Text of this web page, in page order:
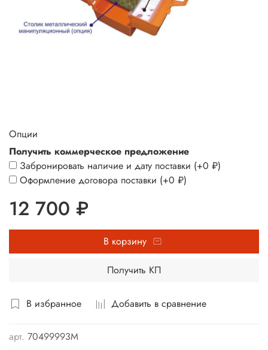
В избранное Добавить в сравнение
арт. 70499993М
Опции
Получить коммерческое предложение
Забронировать наличие и дату поставки (+0 ₽)
Оформление договора поставки (+0 ₽)
12 700 ₽
В корзину
Получить КП